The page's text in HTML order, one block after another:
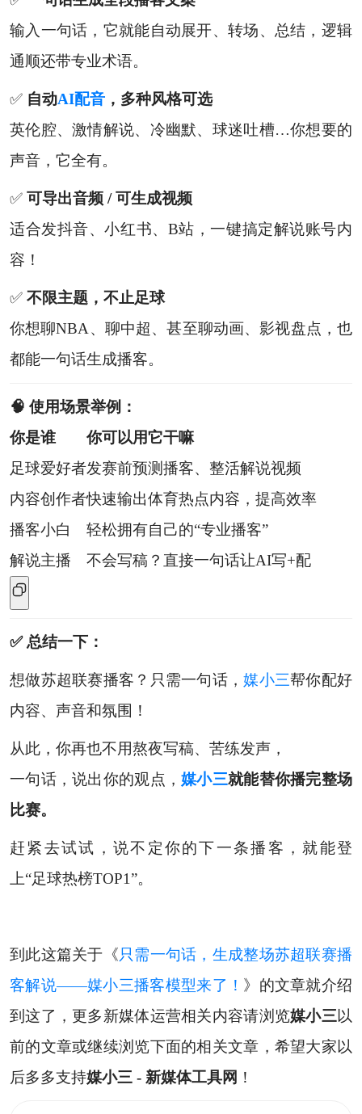
输入一句话，它就能自动展开、转场、总结，逻辑
通顺还带专业术语。
✅ 自动AI配音，多种风格可选
英伦腔、激情解说、冷幽默、球迷吐槽…你想要的
声音，它全有。
✅ 可导出音频 / 可生成视频
适合发抖音、小红书、B站，一键搞定解说账号内
容！
✅ 不限主题，不止足球
你想聊NBA、聊中超、甚至聊动画、影视盘点，也
都能一句话生成播客。
🧠 使用场景举例：
你是谁
你可以用它干嘛
足球爱好者发赛前预测播客、整活解说视频
内容创作者快速输出体育热点内容，提高效率
播客小白
轻松拥有自己的“专业播客”
解说主播
不会写稿？直接一句话让AI写+配
✅ 总结一下：
想做苏超联赛播客？只需一句话，媒小三帮你配好
内容、声音和氛围！
从此，你再也不用熬夜写稿、苦练发声，
一句话，说出你的观点，媒小三就能替你播完整场
比赛。
赶紧去试试，说不定你的下一条播客，就能登
上“足球热榜TOP1”。
到此这篇关于《只需一句话，生成整场苏超联赛播
客解说——媒小三播客模型来了！ 》的文章就介绍
到这了，更多新媒体运营相关内容请浏览媒小三以
前的文章或继续浏览下面的相关文章，希望大家以
后多多支持媒小三 - 新媒体工具网 ！